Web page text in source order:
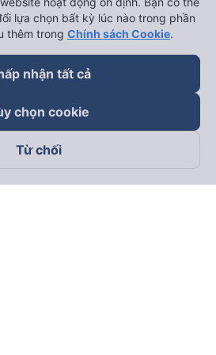
trên
lựa chọn bất kỳ lúc nào trong phần
thêm trong Chính sách Cookie.
nhận tất cả
chọn cookie
Từ chối